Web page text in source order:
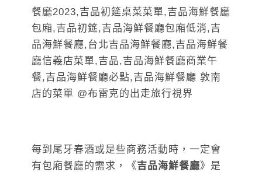
每到尾牙春酒或是些商務活動時，一定會
有包廂餐廳的需求，《吉品海鮮餐廳》是